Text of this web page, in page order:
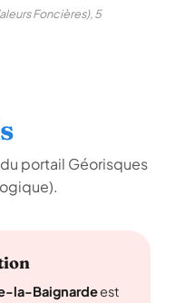
Foncières), 5
portail Géorisques
la-Baignardeest